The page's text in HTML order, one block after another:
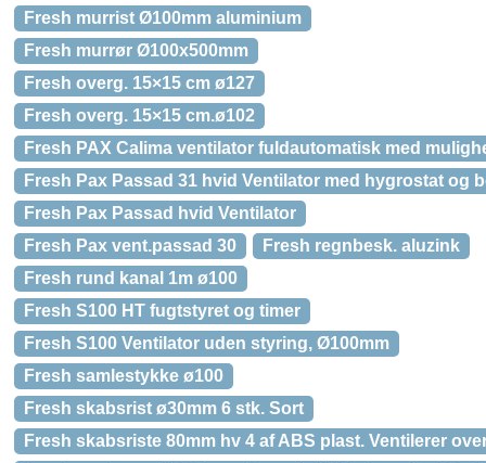
Fresh murrist Ø100mm aluminium
Fresh murrør Ø100x500mm
Fresh overg. 15×15 cm ø127
Fresh overg. 15×15 cm.ø102
Fresh PAX Calima ventilator fuldautomatisk med
Fresh Pax Passad 31 hvid Ventilator med hygrostat og
Fresh Pax Passad hvid Ventilator
Fresh Pax vent.passad 30
Fresh regnbesk. aluzink
Fresh rund kanal 1m ø100
Fresh S100 HT fugtstyret og timer
Fresh S100 Ventilator uden styring, Ø100mm
Fresh samlestykke ø100
Fresh skabsrist ø30mm 6 stk. Sort
Fresh skabsriste 80mm hv 4 af ABS plast. Ventilerer